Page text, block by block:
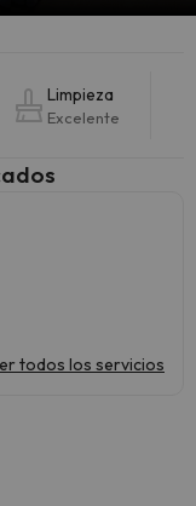
Limpieza
Excelente
todos los servicios